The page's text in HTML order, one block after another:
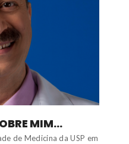
MIM...
de Medicina da USP em